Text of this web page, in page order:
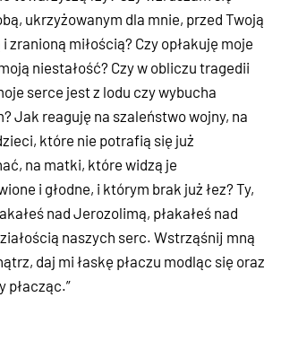
ukrzyżowanym dla mnie, przed Twoją
i zranioną miłością? Czy opłakuję moje
niestałość? Czy w obliczu tragedii
serce jest z lodu czy wybucha
Jak reaguję na szaleństwo wojny, na
które nie potrafią się już
na matki, które widzą je
i głodne, i którym brak już łez? Ty,
nad Jerozolimą, płakałeś nad
naszych serc. Wstrząśnij mną
daj mi łaskę płaczu modląc się oraz
płacząc.”